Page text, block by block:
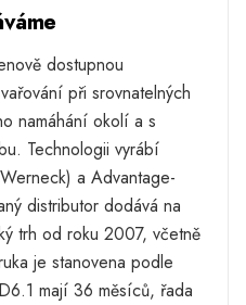
dostupnou
při srovnatelných
namáhání okolí a s
Technologii vyrábí
a Advantage-
distributor dodává na
trh od roku 2007, včetně
je stanovena podle
mají 36 měsíců, řada